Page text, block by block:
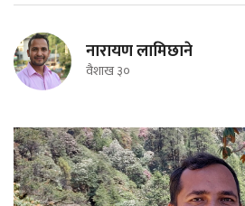
नारायण लामिछाने
वैशाख ३०